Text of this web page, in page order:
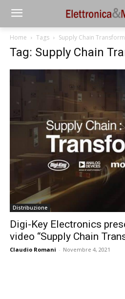
Home Tags Supply Chain
Tag: Supply Chain
Distribuzione
Digi-Key Electronics
video “Supply Chain
Claudio Romani - Novembre 4, 2021